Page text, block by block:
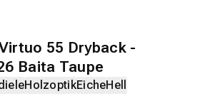
55 Dryback -
Baita Taupe
HolzoptikEicheHell